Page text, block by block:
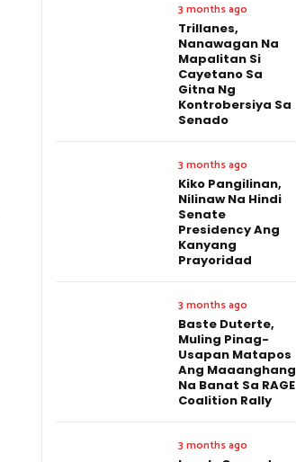
3 months ago
Trillanes,
Nanawagan Na
Mapalitan Si
Cayetano Sa
Gitna Ng
Kontrobersiya Sa
Senado
3 months ago
Kiko Pangilinan,
Nilinaw Na Hindi
Senate
Presidency Ang
Kanyang
Prayoridad
3 months ago
Baste Duterte,
Muling Pinag-
Usapan Matapos
Ang Maaanghang
Na Banat Sa RAGE
Coalition Rally
3 months ago